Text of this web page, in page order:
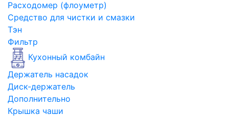
Расходомер (флоуметр)
Средство для чистки и смазки
Тэн
Фильтр
Кухонный комбайн
Держатель насадок
Диск-держатель
Дополнительно
Крышка чаши